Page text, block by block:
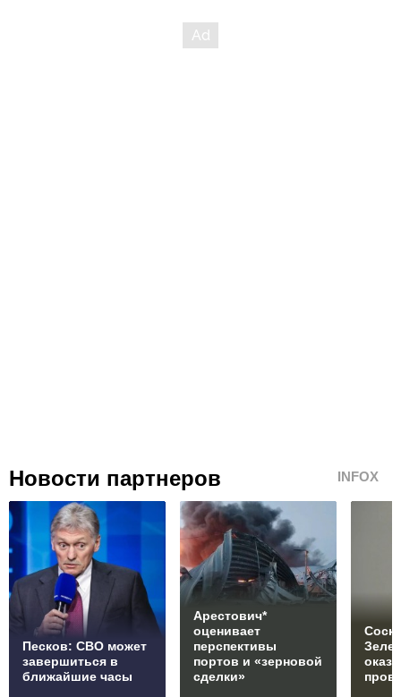
Новости партнеров INFOX
Песков: СВО может
завершиться в
ближайшие часы
Арестович*
оценивает
перспективы
портов и «зерновой
сделки»